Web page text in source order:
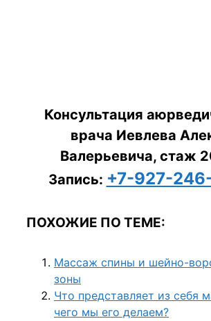
Консультация
врача Иевлева
Валерьевича, стаж
Запись: +7-927-
ПОХОЖИЕ ПО ТЕМЕ:
Массаж спины и шейно-
зоны
Что представляет из себя
чего мы его делаем?